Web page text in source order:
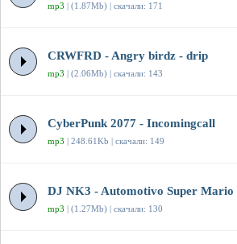
mp3 | (1.87Mb) | скачали: 171
CRWFRD - Angry birdz - drip
mp3 | (2.06Mb) | скачали: 143
CyberPunk 2077 - Incomingcall
mp3 | 248.61Kb | скачали: 149
DJ NK3 - Automotivo Super Mario
mp3 | (1.27Mb) | скачали: 130